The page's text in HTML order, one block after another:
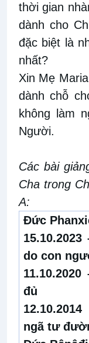
thời gian
dành cho
đặc biệt là
nhất?
Xin Mẹ
dành chỗ
không làm
Người.
Các bài
Cha trong
A:
Đức
do con
11.10.2020
đủ
12.10.2014
ngã tư